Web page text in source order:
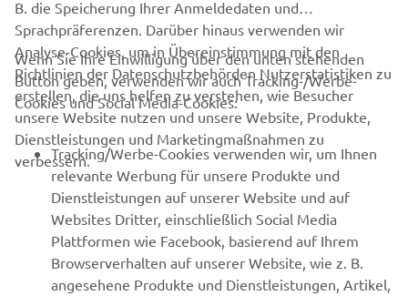
UNTERNEHMEN
B2B
MEHR YAMAHA
SUPPORT
B. die Speicherung Ihrer Anmeldedaten und
Sprachpräferenzen. Darüber hinaus verwenden wir
Analyse-Cookies, um in Übereinstimmung mit den
Richtlinien der Datenschutzbehörden Nutzerstatistiken zu
erstellen, die uns helfen zu verstehen, wie Besucher
unsere Website nutzen und unsere Website, Produkte,
Dienstleistungen und Marketingmaßnahmen zu
verbessern.
Wenn Sie Ihre Einwilligung über den unten stehenden
Button geben, verwenden wir auch Tracking-/Werbe-
Cookies und Social Media-Cookies:
Tracking/Werbe-Cookies verwenden wir, um Ihnen
relevante Werbung für unsere Produkte und
Dienstleistungen auf unserer Website und auf
Websites Dritter, einschließlich Social Media
Plattformen wie Facebook, basierend auf Ihrem
Browserverhalten auf unserer Website, wie z. B.
angesehene Produkte und Dienstleistungen, Artikel,